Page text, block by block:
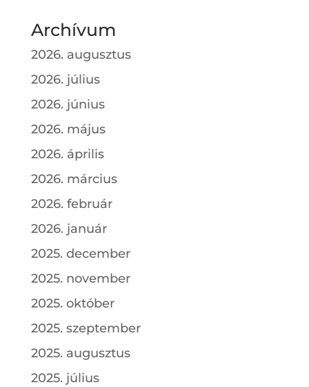
Archívum
2026. augusztus
2026. július
2026. június
2026. május
2026. április
2026. március
2026. február
2026. január
2025. december
2025. november
2025. október
2025. szeptember
2025. augusztus
2025. július